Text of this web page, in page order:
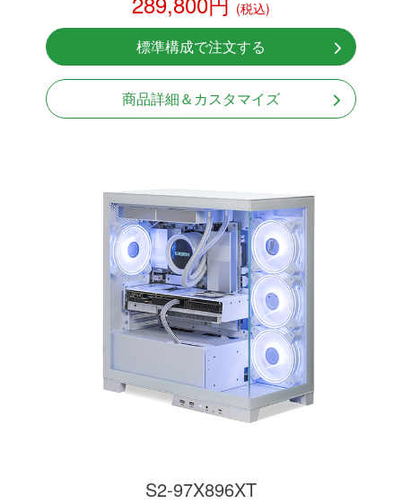
NVMeSSD 1TB
無線LAN Bluetooth対応
Windows11 Home 64bit
(税込)
標準構成で注文する
商品詳細＆カスタマイズ
S2-97X896XT